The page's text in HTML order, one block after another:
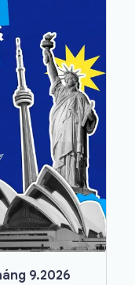
9.2026